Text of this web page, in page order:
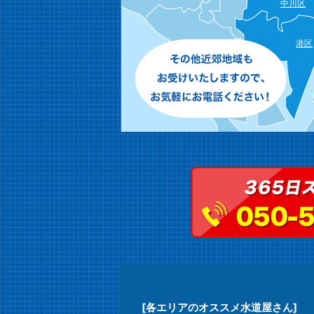
中川区
港区
[各エリアのオススメ水道屋さん]